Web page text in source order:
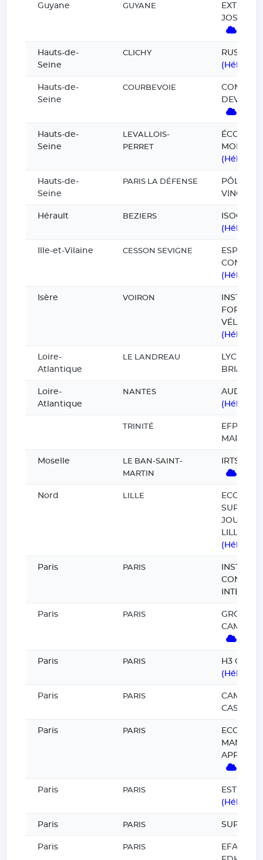
Guyane GUYANE
JOSEPH
Hauts-de-
Seine
CLICHY
RUSH
Hauts-de-
Seine
COURBEVOIE
Hauts-de-
Seine
LEVALLOIS-
PERRET
ÉCOLE
MORICE
Hauts-de-
Seine
PARIS LA DÉFENSE
PÔLE
VINCI
Hérault BEZIERS
ISOGM
Ille-et-Vilaine CESSON SEVIGNE
ESPACE
Isère VOIRON
INSTITUT
VÉLO
Loire-
Atlantique
LE LANDREAU
LYCEE
BRIACE
Loire-
Atlantique
NANTES
TRINITÉ
EFPMA
Moselle
LE BAN-SAINT-
MARTIN
IRTS DE
Nord LILLE
ECOLE
Paris PARIS
INSTITUT
Paris PARIS
GROUPE
CAMPUS
Paris PARIS
H3
Paris PARIS
CAMPUS
CASSIN
Paris PARIS
ECOLE
Paris PARIS
ESTIAM
Paris PARIS SUP DES
Paris PARIS
EFAP